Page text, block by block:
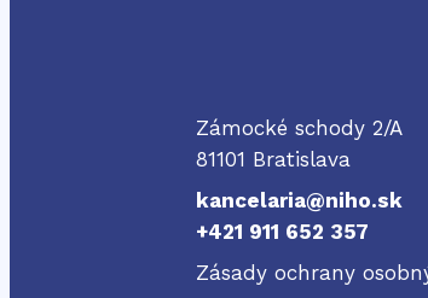
NIHO
Zámocké schody 2/A
81101 Bratislava
kancelaria@niho.sk
+421 911 652 357
Zásady ochrany